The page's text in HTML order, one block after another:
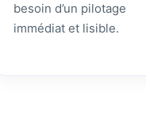
besoin d’un pilotage
immédiat et lisible.